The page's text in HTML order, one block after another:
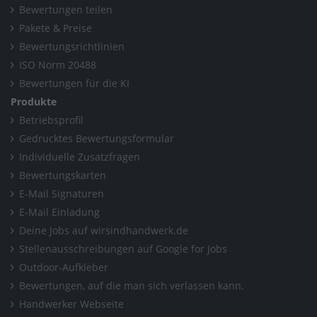
Bewertungen teilen
Pakete & Preise
Bewertungsrichtlinien
ISO Norm 20488
Bewertungen für die KI
Produkte
Betriebsprofil
Gedrucktes Bewertungsformular
Individuelle Zusatzfragen
Bewertungskarten
E-Mail Signaturen
E-Mail Einladung
Deine Jobs auf wirsindhandwerk.de
Stellenausschreibungen auf Google for Jobs
Outdoor-Aufkleber
Bewertungen, auf die man sich verlassen kann.
Handwerker Webseite